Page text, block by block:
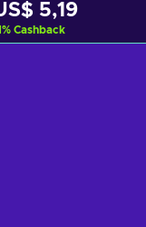
5,19
% Cashback